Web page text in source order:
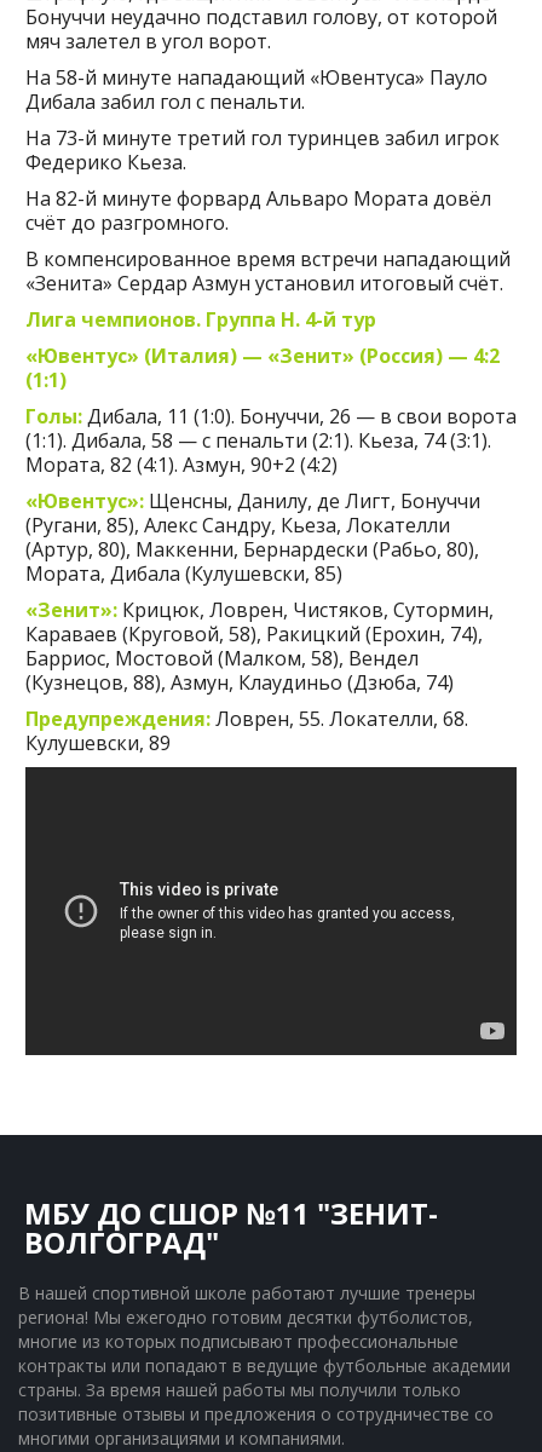
Бонуччи неудачно подставил голову, от которой
мяч залетел в угол ворот.
На 58-й минуте нападающий «Ювентуса» Пауло
Дибала забил гол с пенальти.
На 73-й минуте третий гол туринцев забил игрок
Федерико Кьеза.
На 82-й минуте форвард Альваро Мората довёл
счёт до разгромного.
В компенсированное время встречи нападающий
«Зенита» Сердар Азмун установил итоговый счёт.
Лига чемпионов. Группа Н. 4-й тур
«Ювентус» (Италия) — «Зенит» (Россия) — 4:2
(1:1)
Голы:Дибала, 11 (1:0). Бонуччи, 26 — в свои ворота
(1:1). Дибала, 58 — с пенальти (2:1). Кьеза, 74 (3:1).
Мората, 82 (4:1). Азмун, 90+2 (4:2)
«Ювентус»: Щенсны, Данилу, де Лигт, Бонуччи
(Ругани, 85), Алекс Сандру, Кьеза, Локателли
(Артур, 80), Маккенни, Бернардески (Рабьо, 80),
Мората, Дибала (Кулушевски, 85)
«Зенит»: Крицюк, Ловрен, Чистяков, Сутормин,
Караваев (Круговой, 58), Ракицкий (Ерохин, 74),
Барриос, Мостовой (Малком, 58), Вендел
(Кузнецов, 88), Азмун, Клаудиньо (Дзюба, 74)
Предупреждения:Ловрен, 55. Локателли, 68.
Кулушевски, 89
МБУ ДО СШОР №11 "ЗЕНИТ-
ВОЛГОГРАД"
В нашей спортивной школе работают лучшие тренеры
региона! Мы ежегодно готовим десятки футболистов,
многие из которых подписывают профессиональные
контракты или попадают в ведущие футбольные академии
страны. За время нашей работы мы получили только
позитивные отзывы и предложения о сотрудничестве со
многими организациями и компаниями.